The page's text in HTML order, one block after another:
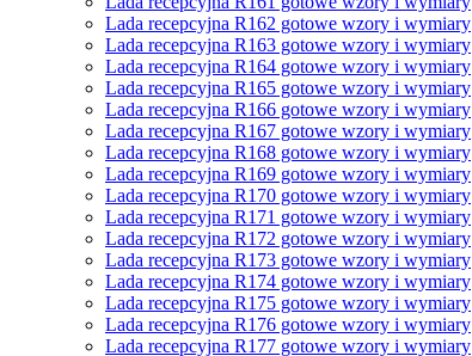
Lada recepcyjna R162 gotowe wzory i wymiary
Lada recepcyjna R163 gotowe wzory i wymiary
Lada recepcyjna R164 gotowe wzory i wymiary
Lada recepcyjna R165 gotowe wzory i wymiary
Lada recepcyjna R166 gotowe wzory i wymiary
Lada recepcyjna R167 gotowe wzory i wymiary
Lada recepcyjna R168 gotowe wzory i wymiary
Lada recepcyjna R169 gotowe wzory i wymiary
Lada recepcyjna R170 gotowe wzory i wymiary
Lada recepcyjna R171 gotowe wzory i wymiary
Lada recepcyjna R172 gotowe wzory i wymiary
Lada recepcyjna R173 gotowe wzory i wymiary
Lada recepcyjna R174 gotowe wzory i wymiary
Lada recepcyjna R175 gotowe wzory i wymiary
Lada recepcyjna R176 gotowe wzory i wymiary
Lada recepcyjna R177 gotowe wzory i wymiary